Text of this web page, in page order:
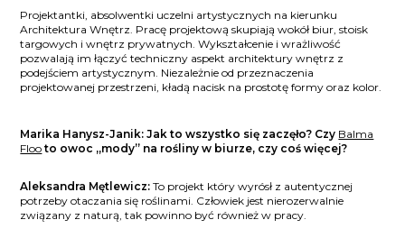
Projektantki, absolwentki uczelni artystycznych na kierunku
Architektura Wnętrz. Pracę projektową skupiają wokół biur, stoisk
targowych i wnętrz prywatnych. Wykształcenie i wrażliwość
pozwalają im łączyć techniczny aspekt architektury wnętrz z
podejściem artystycznym. Niezależnie od przeznaczenia
projektowanej przestrzeni, kładą nacisk na prostotę formy oraz kolor.
Marika Hanysz-Janik: Jak to wszystko się zaczęło? Czy Balma
Floo to owoc „mody” na rośliny w biurze, czy coś więcej?
Aleksandra Mętlewicz:To projekt który wyrósł z autentycznej
potrzeby otaczania się roślinami. Człowiek jest nierozerwalnie
związany z naturą, tak powinno być również w pracy.